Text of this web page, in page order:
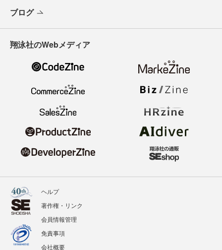
ブログ
翔泳社のWebメディア
ヘルプ
著作権・リンク
会員情報管理
免責事項
会社概要